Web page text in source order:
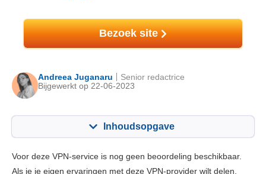
Bezoek site
Andreea Juganaru
Bijgewerkt op 22-06-2023
Senior redactrice
Inhoudsopgave
Belangrijkste functies 6.5
Voor deze VPN-service is nog geen beoordeling beschikbaar.
Als je je eigen ervaringen met deze VPN-provider wilt delen,